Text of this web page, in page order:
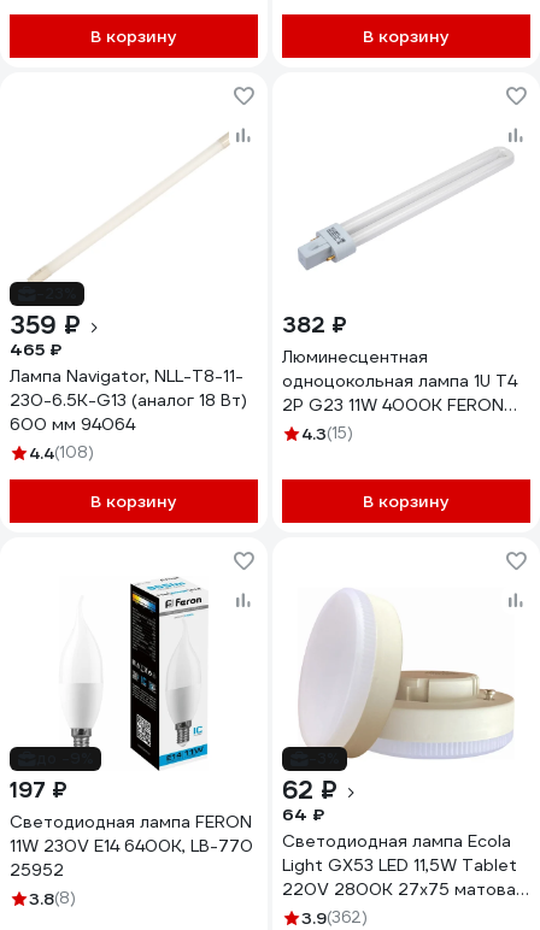
В корзину В корзину
359 ₽
465 ₽
Лампа Navigator, NLL-T8-11-
230-6.5K-G13 (аналог 18 Вт)
600 мм 94064
4.4(108)
В корзину
382 ₽
Люминесцентная
одноцокольная лампа 1U T4
2P G23 11W 4000K FERON
EST1 4577
4.3(15)
В корзину
197 ₽
Светодиодная лампа FERON
11W 230V E14 6400K, LB-770
25952
3.8(8)
62 ₽
64 ₽
Светодиодная лампа Ecola
Light GX53 LED 11,5W Tablet
220V 2800K 27x75 матовая
30000h T5PW11ELC
3.9(362)